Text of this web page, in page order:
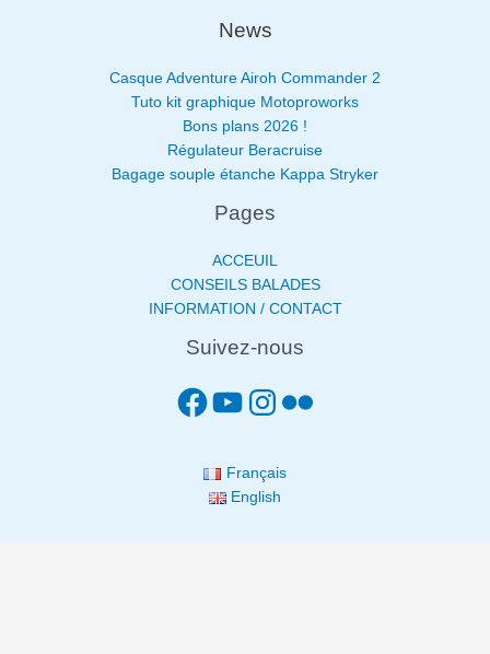
News
Casque Adventure Airoh Commander 2
Tuto kit graphique Motoproworks
Bons plans 2026 !
Régulateur Beracruise
Bagage souple étanche Kappa Stryker
Pages
ACCEUIL
CONSEILS BALADES
INFORMATION / CONTACT
Suivez-nous
Français
English